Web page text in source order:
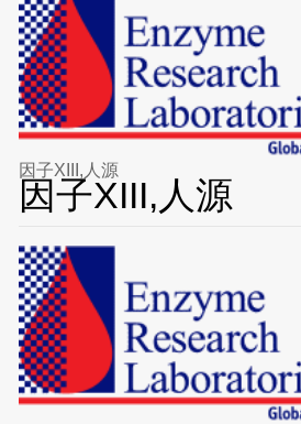
因子XIII,人源
因子XIII,人源